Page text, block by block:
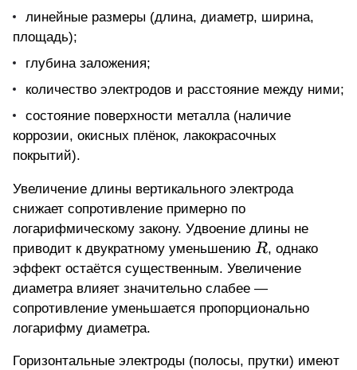
линейные размеры (длина, диаметр, ширина,
площадь);
глубина заложения;
количество электродов и расстояние между ними;
состояние поверхности металла (наличие
коррозии, окисных плёнок, лакокрасочных
покрытий).
Увеличение длины вертикального электрода
снижает сопротивление примерно по
логарифмическому закону. Удвоение длины не
приводит к двукратному уменьшению R
R, однако
эффект остаётся существенным. Увеличение
диаметра влияет значительно слабее —
сопротивление уменьшается пропорционально
логарифму диаметра.
Горизонтальные электроды (полосы, прутки) имеют